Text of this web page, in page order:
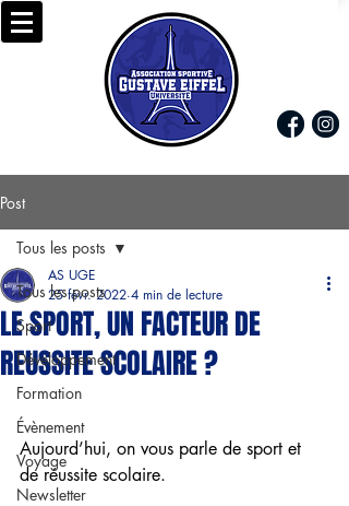
Post
Tous les posts
Sport
Développement
Formation
Évènement
Voyage
Newsletter
Tous les posts
LE SPORT, UN FACTEUR DE
REUSSITE SCOLAIRE ?
AS UGE
25 févr. 2022 4 min de lecture
Aujourd’hui, on vous parle de sport et
de réussite scolaire.